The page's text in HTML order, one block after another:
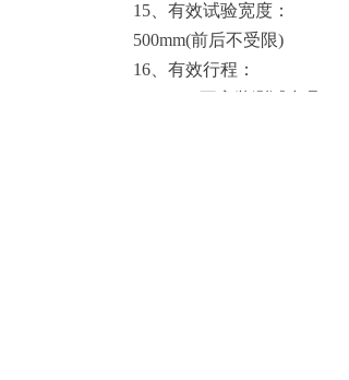
15、有效试验宽度：
500mm(前后不受限)
16、有效行程：